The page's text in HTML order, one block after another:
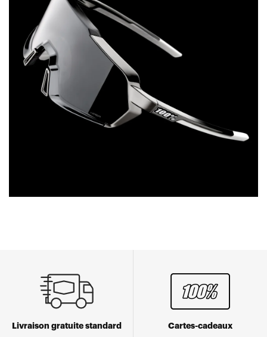
Livraison gratuite standard Cartes-cadeaux